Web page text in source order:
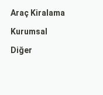
Araç Kiralama
Kurumsal
Diğer